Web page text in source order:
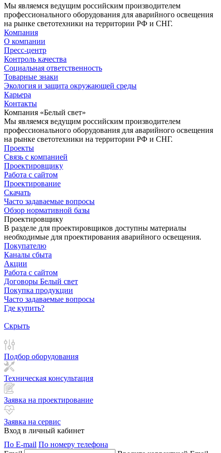
Мы являемся ведущим российским производителем
профессионального оборудования для аварийного освещения
на рынке светотехники на территории РФ и СНГ.
Компания
О компании
Пресс-центр
Контроль качества
Социальная ответственность
Товарные знаки
Экология и защита окружающей среды
Карьера
Контакты
Компания «Белый свет»
Мы являемся ведущим российским производителем
профессионального оборудования для аварийного освещения
на рынке светотехники на территории РФ и СНГ.
Проекты
Связь с компанией
Проектировщику
Работа с сайтом
Проектирование
Скачать
Часто задаваемые вопросы
Обзор нормативной базы
Проектировщику
В разделе для проектировщиков доступны материалы
необходимые для проектирования аварийного освещения.
Покупателю
Каналы сбыта
Акции
Работа с сайтом
Договоры Белый свет
Покупка продукции
Часто задаваемые вопросы
Где купить?
Скрыть
Подбор оборудования
Техническая консультация
Заявка на проектирование
Заявка на сервис
Вход в личный кабинет
По E-mail По номеру телефона